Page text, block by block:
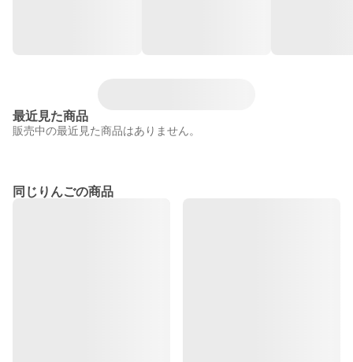
最近見た商品
販売中の最近見た商品はありません。
同じりんごの商品